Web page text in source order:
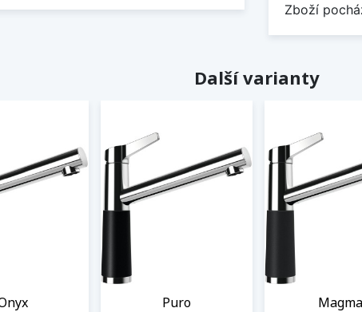
Zboží
Další varianty
Puro Magma